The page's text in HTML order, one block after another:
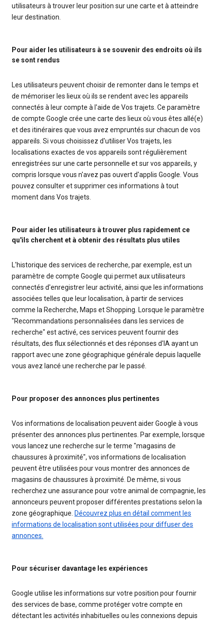
utilisateurs à trouver leur position sur une carte et à atteindre
leur destination.
Pour aider les utilisateurs à se souvenir des endroits où ils
se sont rendus
Les utilisateurs peuvent choisir de remonter dans le temps et
de mémoriser les lieux où ils se rendent avec les appareils
connectés à leur compte à l'aide de Vos trajets. Ce paramètre
de compte Google crée une carte des lieux où vous êtes allé(e)
et des itinéraires que vous avez empruntés sur chacun de vos
appareils. Si vous choisissez d'utiliser Vos trajets, les
localisations exactes de vos appareils sont régulièrement
enregistrées sur une carte personnelle et sur vos appareils, y
compris lorsque vous n'avez pas ouvert d'applis Google. Vous
pouvez consulter et supprimer ces informations à tout
moment dans Vos trajets.
Pour aider les utilisateurs à trouver plus rapidement ce
qu'ils cherchent et à obtenir des résultats plus utiles
L'historique des services de recherche, par exemple, est un
paramètre de compte Google qui permet aux utilisateurs
connectés d'enregistrer leur activité, ainsi que les informations
associées telles que leur localisation, à partir de services
comme la Recherche, Maps et Shopping. Lorsque le paramètre
"Recommandations personnalisées dans les services de
recherche" est activé, ces services peuvent fournir des
résultats, des flux sélectionnés et des réponses d'IA ayant un
rapport avec une zone géographique générale depuis laquelle
vous avez lancé une recherche par le passé.
Pour proposer des annonces plus pertinentes
Vos informations de localisation peuvent aider Google à vous
présenter des annonces plus pertinentes. Par exemple, lorsque
vous lancez une recherche sur le terme "magasins de
chaussures à proximité", vos informations de localisation
peuvent être utilisées pour vous montrer des annonces de
magasins de chaussures à proximité. De même, si vous
recherchez une assurance pour votre animal de compagnie, les
annonceurs peuvent proposer différentes prestations selon la
zone géographique. Découvrez plus en détail comment les
informations de localisation sont utilisées pour diffuser des
annonces.
Pour sécuriser davantage les expériences
Google utilise les informations sur votre position pour fournir
des services de base, comme protéger votre compte en
détectant les activités inhabituelles ou les connexions depuis